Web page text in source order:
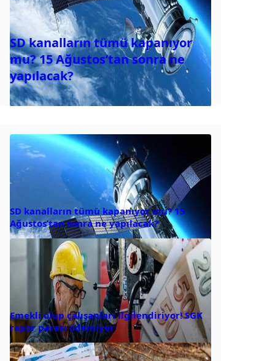
SD kanalların tümü kapanıyor
mu? 15 Ağustos’tan sonra ne
yapılacak?
SD kanalların tümü kapanıyor mu? 15
Ağustos’tan sonra ne yapılacak?
Emekli olup çalışanları ilgilendiriyor! SGK
rapor parası ödemiyor